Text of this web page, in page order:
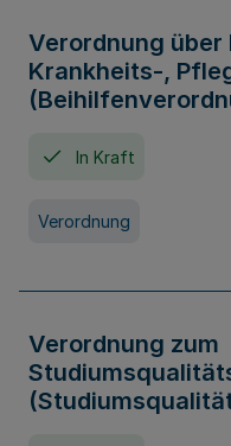
Verordnung
Krankheits-,
In Kraft
Verordnung
Verordnung zum